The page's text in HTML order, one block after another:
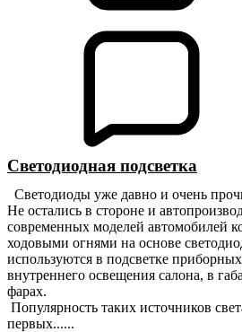
Светодиодная подсветка
Светодиоды уже давно и очень
Не остались в стороне и
современных моделей автомобилей
ходовыми огнями на основе
используются в подсветке
внутреннего освещения салона, в
фарах.
Популярность таких источников
первых......